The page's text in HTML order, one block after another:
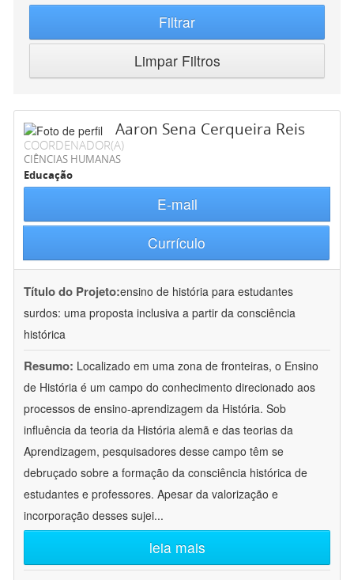
Filtrar
Limpar Filtros
Aaron Sena Cerqueira Reis
COORDENADOR(A)
CIÊNCIAS HUMANAS
Educação
E-mail
Currículo
Título do Projeto:ensino de história para estudantes
surdos: uma proposta inclusiva a partir da consciência
histórica
Resumo: Localizado em uma zona de fronteiras, o Ensino
de História é um campo do conhecimento direcionado aos
processos de ensino-aprendizagem da História. Sob
influência da teoria da História alemã e das teorias da
Aprendizagem, pesquisadores desse campo têm se
debruçado sobre a formação da consciência histórica de
estudantes e professores. Apesar da valorização e
incorporação desses sujei...
leia mais